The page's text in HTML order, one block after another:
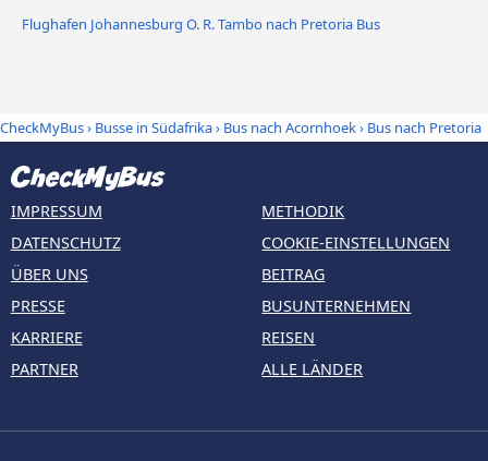
Flughafen Johannesburg O. R. Tambo nach Pretoria Bus
CheckMyBus› Busse in Südafrika› Bus nach Acornhoek› Bus nach Pretoria
IMPRESSUM
DATENSCHUTZ
ÜBER UNS
PRESSE
KARRIERE
PARTNER
METHODIK
COOKIE-EINSTELLUNGEN
BEITRAG
BUSUNTERNEHMEN
REISEN
ALLE LÄNDER